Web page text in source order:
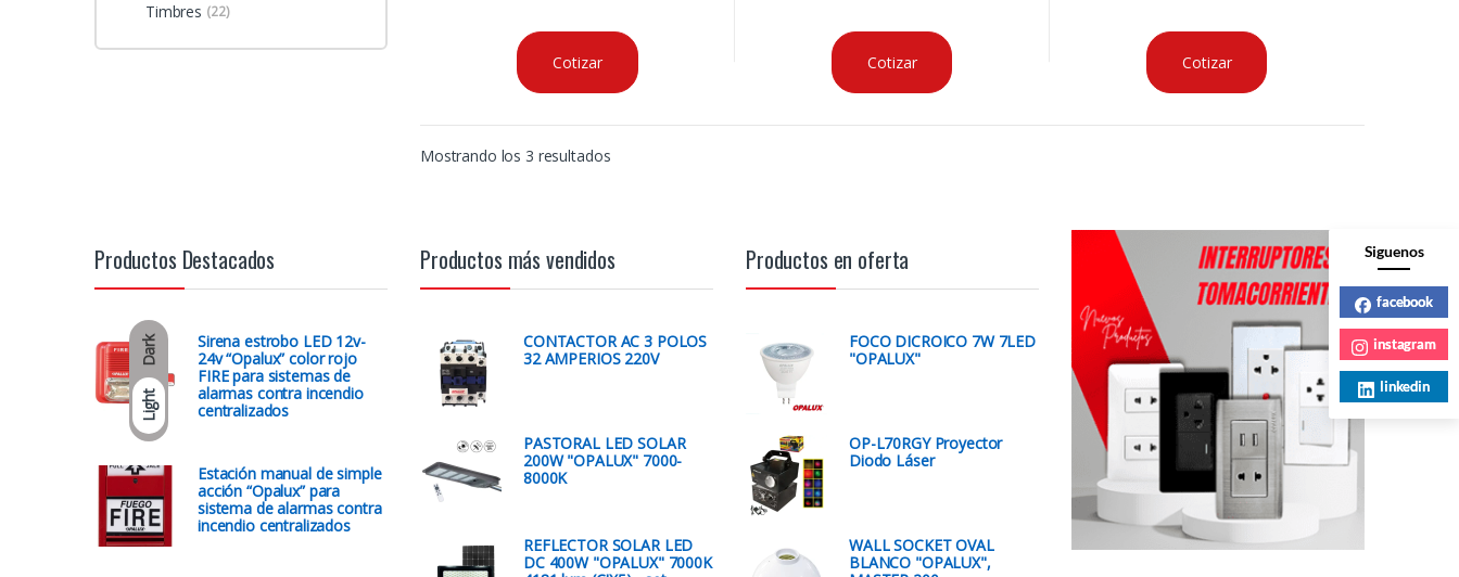
Dark
Light
Cotizar Cotizar Cotizar
Mostrando los 3 resultados
Timbres (22)
Productos Destacados
Sirena estrobo LED 12v-
24v “Opalux” color rojo
FIRE para sistemas de
alarmas contra incendio
centralizados
Estación manual de simple
acción “Opalux” para
sistema de alarmas contra
incendio centralizados
Productos más vendidos
CONTACTOR AC 3 POLOS
32 AMPERIOS 220V
PASTORAL LED SOLAR
200W "OPALUX" 7000-
8000K
REFLECTOR SOLAR LED
DC 400W "OPALUX" 7000K
Productos en oferta
FOCO DICROICO 7W 7LED
"OPALUX"
OP-L70RGY Proyector
Diodo Láser
WALL SOCKET OVAL
BLANCO "OPALUX",
Siguenos
facebook
instagram
linkedin